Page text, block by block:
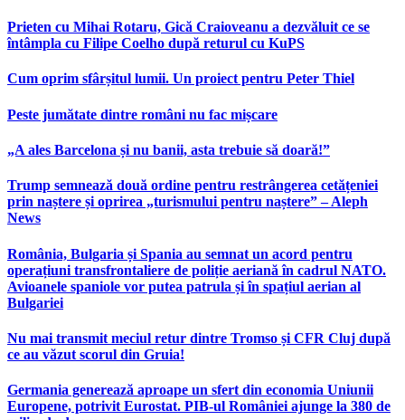
Prieten cu Mihai Rotaru, Gică Craioveanu a dezvăluit ce se
întâmpla cu Filipe Coelho după returul cu KuPS
Cum oprim sfârșitul lumii. Un proiect pentru Peter Thiel
Peste jumătate dintre români nu fac mișcare
„A ales Barcelona și nu banii, asta trebuie să doară!”
Trump semnează două ordine pentru restrângerea cetățeniei
prin naștere și oprirea „turismului pentru naștere” – Aleph
News
România, Bulgaria și Spania au semnat un acord pentru
operațiuni transfrontaliere de poliție aeriană în cadrul NATO.
Avioanele spaniole vor putea patrula și în spațiul aerian al
Bulgariei
Nu mai transmit meciul retur dintre Tromso și CFR Cluj după
ce au văzut scorul din Gruia!
Germania generează aproape un sfert din economia Uniunii
Europene, potrivit Eurostat. PIB-ul României ajunge la 380 de